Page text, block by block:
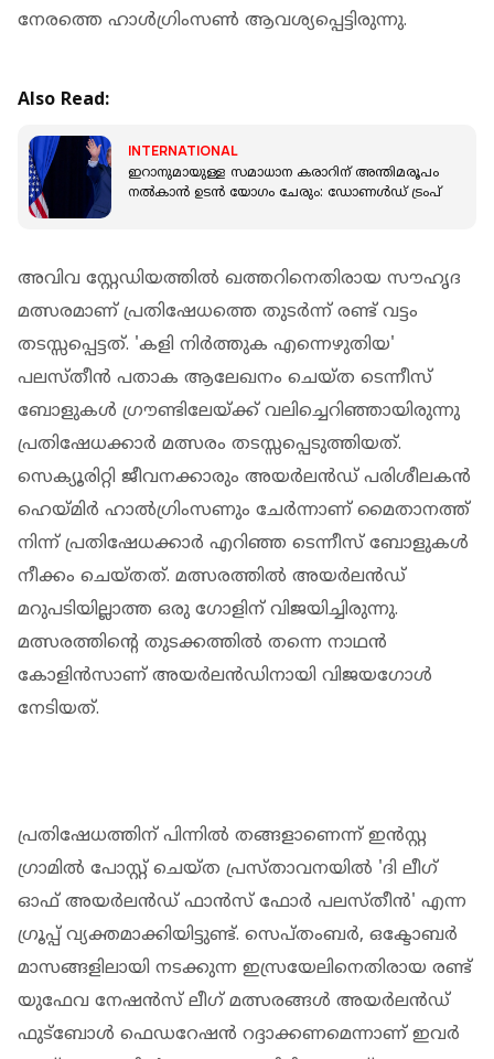
നേരത്തെ ഹാൾഗ്രിംസൺ ആവശ്യപ്പെട്ടിരുന്നു.
Also Read:
INTERNATIONAL
ഇറാനുമായുള്ള സമാധാന കരാറിന് അന്തിമരൂപം
നൽകാൻ ഉടൻ യോ​ഗം ചേരും: ഡോണൾഡ് ട്രംപ്
അവിവ സ്റ്റേഡിയത്തിൽ ഖത്തറിനെതിരായ സൗഹൃദ
മത്സരമാണ് പ്രതിഷേധത്തെ തുടർന്ന് രണ്ട് വട്ടം
തടസ്സപ്പെട്ടത്. 'കളി നിർത്തുക എന്നെഴുതിയ'
പലസ്തീൻ പതാക ആലേഖനം ചെയ്ത ടെന്നീസ്
ബോളുകൾ ​ഗ്രൗണ്ടിലേയ്ക്ക് വലിച്ചെറിഞ്ഞായിരുന്നു
പ്രതിഷേധക്കാർ മത്സരം തടസ്സപ്പെടുത്തിയത്.
സെക്യൂരിറ്റി ജീവനക്കാരും അയർലൻഡ് പരിശീലകൻ
ഹെയ്മിർ ഹാൽഗ്രിംസണും ചേർന്നാണ് മൈതാനത്ത്
നിന്ന് പ്രതിഷേധക്കാർ എറിഞ്ഞ ടെന്നീസ് ബോളുകൾ
നീക്കം ചെയ്തത്. മത്സരത്തിൽ അയർലൻഡ്
മറുപടിയില്ലാത്ത ഒരു ഗോളിന് വിജയിച്ചിരുന്നു.
മത്സരത്തിന്റെ തുടക്കത്തിൽ തന്നെ നാഥൻ
കോളിൻസാണ് അയർലൻഡിനായി വിജയഗോൾ
നേടിയത്.
പ്രതിഷേധത്തിന് പിന്നിൽ തങ്ങളാണെന്ന് ഇൻസ്റ്റ​
ഗ്രാമിൽ പോസ്റ്റ് ചെയ്ത പ്രസ്താവനയിൽ 'ദി ലീ​ഗ്
ഓഫ് അയർലൻഡ് ഫാൻസ് ഫോർ പലസ്തീൻ' എന്ന ​
ഗ്രൂപ്പ് വ്യക്തമാക്കിയിട്ടുണ്ട്. സെപ്തംബർ, ഒക്ടോബർ
മാസങ്ങളിലായി നടക്കുന്ന ഇസ്രയേലിനെതിരായ രണ്ട്
യുഫേവ നേഷൻസ് ലീ​ഗ് മത്സരങ്ങൾ അയർലൻഡ്
ഫുട്ബോൾ ഫെഡറേഷൻ റദ്ദാക്കണമെന്നാണ് ഇവർ